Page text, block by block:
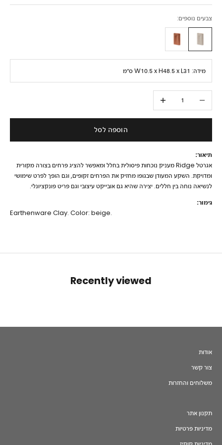
צבעים נוספים:
מידה: W10.5 x H48.5 x L31 ס״מ
הוספה לסל
תיאור:
אגרטל Ridge מעניק נוכחות פיסולית בחלל ומאפשר להציג פרחים בצורה מקורית
ומדויקת. השקע המעודן שבגופו מחזיק את הפרחים זקופים, וגם הופך לפרט שימושי
לנשיאה נוחה בין חללים. יצירה שהיא גם אובייקט עיצובי וגם פריט פונקציונלי.
גימור:
Earthenware Clay. Color: beige.
Recently viewed
אודות
צור קשר
משלוחים והחזרות
תקנון אתר
מדיניות פרטיות